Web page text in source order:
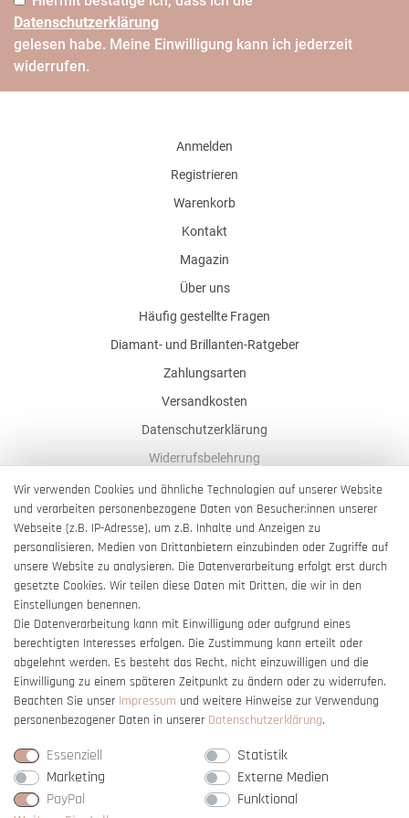
Daten­schutz­erklärung
gelesen habe. Meine Einwilligung kann ich jederzeit
widerrufen.
Anmelden
Registrieren
Warenkorb
Kontakt
Magazin
Über uns
Häufig gestellte Fragen
Diamant- und Brillanten-Ratgeber
Zahlungsarten
Versandkosten
Datenschutzerklärung
Widerrufsbelehrung
AGB
Impressum
Barrierefreiheitserklärung
Vertrag widerrufen
Wir verwenden Cookies und ähnliche Technologien auf unserer Website
und verarbeiten personenbezogene Daten von Besucher:innen unserer
Webseite (z.B. IP-Adresse), um z.B. Inhalte und Anzeigen zu
personalisieren, Medien von Drittanbietern einzubinden oder Zugriffe auf
unsere Website zu analysieren. Die Datenverarbeitung erfolgt erst durch
gesetzte Cookies. Wir teilen diese Daten mit Dritten, die wir in den
Einstellungen benennen.
Die Datenverarbeitung kann mit Einwilligung oder aufgrund eines
berechtigten Interesses erfolgen. Die Zustimmung kann erteilt oder
abgelehnt werden. Es besteht das Recht, nicht einzuwilligen und die
Einwilligung zu einem späteren Zeitpunkt zu ändern oder zu widerrufen.
Beachten Sie unser Impressum und weitere Hinweise zur Verwendung
personenbezogener Daten in unserer Daten­schutz­erklärung.
Essenziell
Statistik
Marketing
Externe Medien
PayPal
Funktional